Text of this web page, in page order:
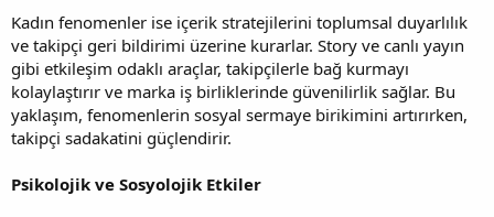
Kadın fenomenler ise içerik stratejilerini toplumsal duyarlılık
ve takipçi geri bildirimi üzerine kurarlar. Story ve canlı yayın
gibi etkileşim odaklı araçlar, takipçilerle bağ kurmayı
kolaylaştırır ve marka iş birliklerinde güvenilirlik sağlar. Bu
yaklaşım, fenomenlerin sosyal sermaye birikimini artırırken,
takipçi sadakatini güçlendirir.
Psikolojik ve Sosyolojik Etkiler